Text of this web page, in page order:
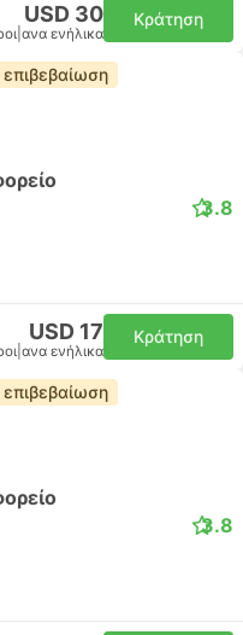
USD 30
ανα ενήλικα
Κράτηση
3.8
USD 17
ανα ενήλικα
Κράτηση
3.8